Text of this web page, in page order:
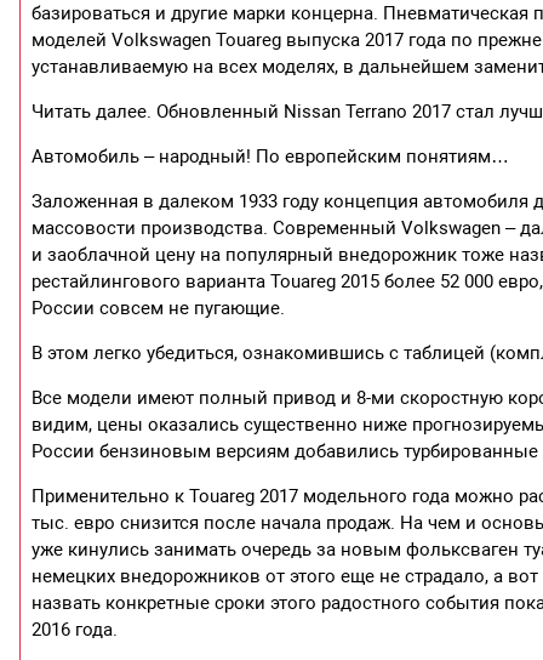
базироваться и другие марки концерна.
моделей Volkswagen Touareg выпуска 2017 года по
устанавливаемую на всех моделях, в дальнейшем
Читать далее. Обновленный Nissan Terrano 2017 стал
Автомобиль – народный! По европейским понятиям…
Заложенная в далеком 1933 году концепция автомобиля
массовости производства. Современный Volkswagen –
и заоблачной цену на популярный внедорожник тоже
рестайлингового варианта Touareg 2015 более 52 000
России совсем не пугающие.
В этом легко убедиться, ознакомившись с таблицей
Все модели имеют полный привод и 8-ми скоростную
видим, цены оказались существенно ниже
России бензиновым версиям добавились турбированные
Применительно к Touareg 2017 модельного года можно
тыс. евро снизится после начала продаж. На чем и
уже кинулись занимать очередь за новым фольксваген
немецких внедорожников от этого еще не страдало, а
назвать конкретные сроки этого радостного события
2016 года.